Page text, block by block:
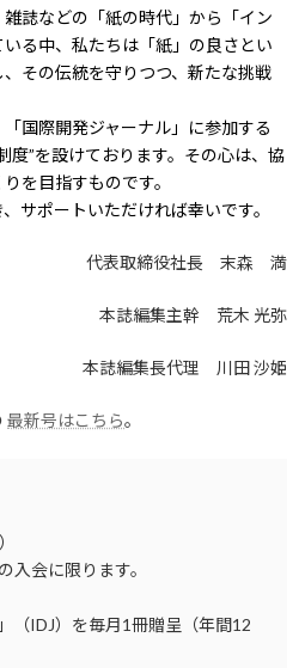
誌などの「紙の時代」から「イン
る中、私たちは「紙」の良さとい
その伝統を守りつつ、新たな挑戦
国際開発ジャーナル」に参加する
度”を設けております。その心は、協
を目指すものです。
サポートいただければ幸いです。
代表取締役社長 末森 満
本誌編集主幹 荒木 光弥
本誌編集長代理 川田 沙姫
最新号はこちら。
会に限ります。
（IDJ）を毎月1冊贈呈（年間12